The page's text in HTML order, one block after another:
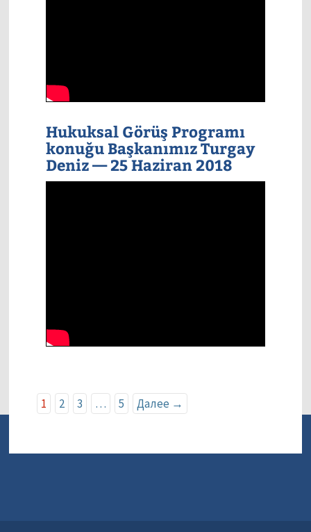
Hukuksal Görüş Programı
konuğu Başkanımız Turgay
Deniz — 25 Haziran 2018
1 2 3 … 5 Далее →